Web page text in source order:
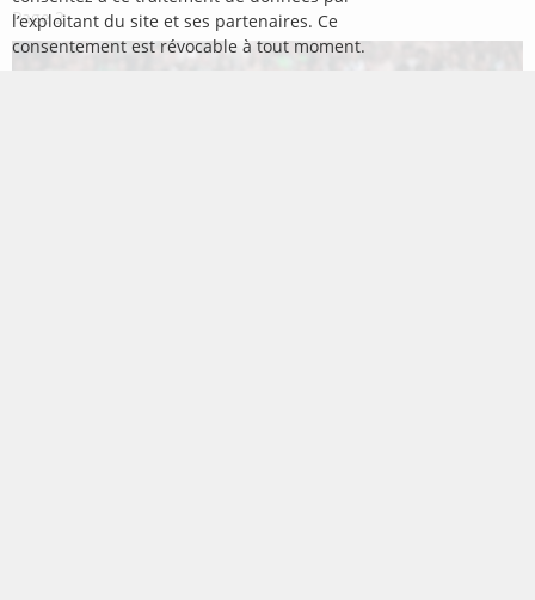
l’exploitant du site et ses partenaires. Ce
consentement est révocable à tout moment.
Page2